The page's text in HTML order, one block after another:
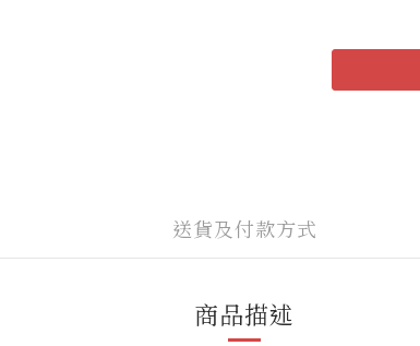
送貨及付款方式
商品描述